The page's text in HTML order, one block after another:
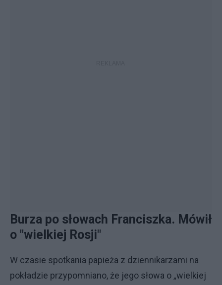
Burza po słowach Franciszka. Mówił
o "wielkiej Rosji"
W czasie spotkania papieża z dziennikarzami na
pokładzie przypomniano, że jego słowa o „wielkiej